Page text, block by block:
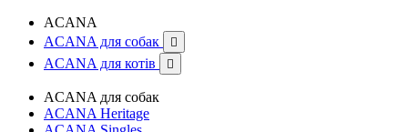
ACANA
ACANA для собак

ACANA для котів 
ACANA для собак
ACANA Heritage